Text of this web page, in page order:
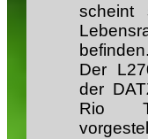
scheint
befinden.
Der
der
Rio